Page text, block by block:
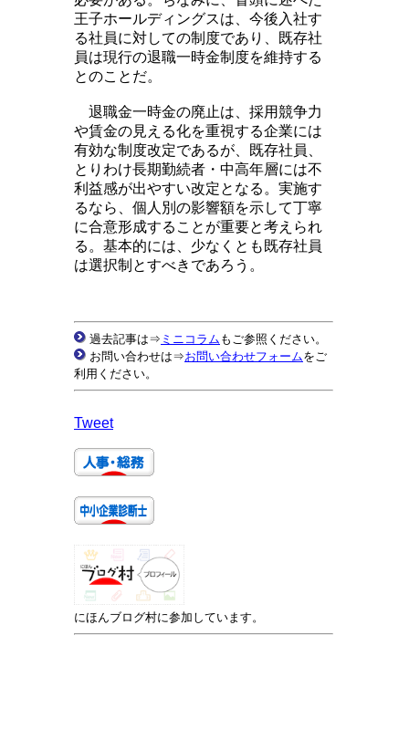
王子ホールディングスは、今後入社す
る社員に対しての制度であり、既存社
員は現行の退職一時金制度を維持する
とのことだ。
退職金一時金の廃止は、採用競争力
や賃金の見える化を重視する企業には
有効な制度改定であるが、既存社員、
とりわけ長期勤続者・中高年層には不
利益感が出やすい改定となる。実施す
るなら、個人別の影響額を示して丁寧
に合意形成することが重要と考えられ
る。基本的には、少なくとも既存社員
は選択制とすべきであろう。
過去記事は⇒ ミニコラム もご参照ください。
お問い合わせは⇒お問い合わせフォームをご
利用ください。
Tweet
にほんブログ村に参加しています。